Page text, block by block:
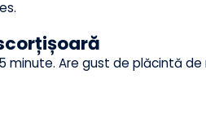
în coșul friteuzei.
de
sau carne. Poți pregăti